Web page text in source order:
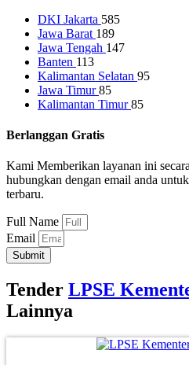
DKI Jakarta 585
Jawa Barat 189
Jawa Tengah 147
Banten 113
Kalimantan Selatan 95
Jawa Timur85
Kalimantan Timur85
Berlanggan Gratis
Kami Memberikan layanan ini
hubungkan dengan email anda
terbaru.
Full Name
Email
Submit
Tender LPSE
Lainnya